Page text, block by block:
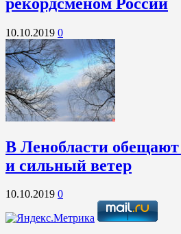
10.10.2019 0
В Ленобласти
и сильный ветер
10.10.2019 0